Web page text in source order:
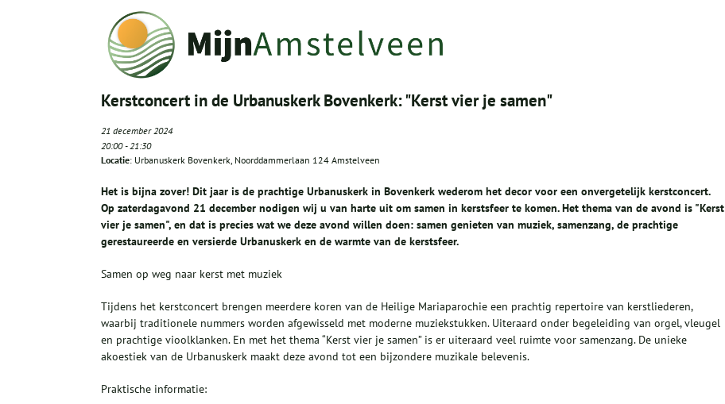
Kerstconcert in de Urbanuskerk Bovenkerk: "Kerst vier je samen"
21 december 2024
20:00-21:30
Locatie: Urbanuskerk Bovenkerk, Noorddammerlaan 124 Amstelveen
Het is bijna zover! Dit jaar is de prachtige Urbanuskerk in Bovenkerk wederom het decor voor een onvergetelijk kerstconcert.
Op zaterdagavond 21 december nodigen wij u van harte uit om samen in kerstsfeer te komen. Het thema van de avond is "Kerst
vier je samen", en dat is precies wat we deze avond willen doen: samen genieten van muziek, samenzang, de prachtige
gerestaureerde en versierde Urbanuskerk en de warmte van de kerstsfeer.
Samen op weg naar kerst met muziek
Tijdens het kerstconcert brengen meerdere koren van de Heilige Mariaparochie een prachtig repertoire van kerstliederen,
waarbij traditionele nummers worden afgewisseld met moderne muziekstukken. Uiteraard onder begeleiding van orgel, vleugel
en prachtige vioolklanken. En met het thema “Kerst vier je samen” is er uiteraard veel ruimte voor samenzang. De unieke
akoestiek van de Urbanuskerk maakt deze avond tot een bijzondere muzikale belevenis.
Praktische informatie: